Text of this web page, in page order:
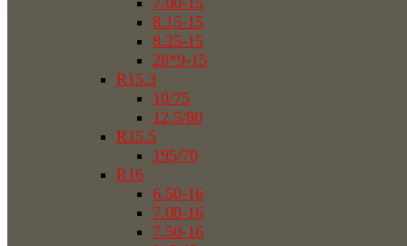
8.15-15
8.25-15
28*9-15
R15.3
10/75
12.5/80
R15.5
195/70
R16
6.50-16
7.00-16
7.50-16